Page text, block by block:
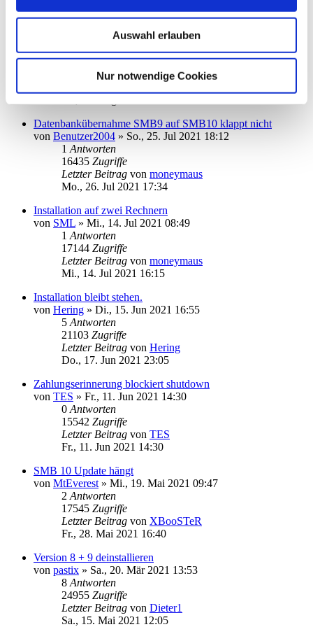
Auswahl erlauben
Nur notwendige Cookies
DKB-TAN2go
2
16Antworten
Zugriffe
Datenbankübernahme SMB9 auf SMB10 klappt nicht
von Benutzer2004 » So., 25. Jul 2021 18:12
1 Antworten
16435 Zugriffe
Letzter Beitrag von moneymaus
Mo., 26. Jul 2021 17:34
Installation auf zwei Rechnern
von SML » Mi., 14. Jul 2021 08:49
1 Antworten
17144 Zugriffe
Letzter Beitrag von moneymaus
Mi., 14. Jul 2021 16:15
Installation bleibt stehen.
von Hering » Di., 15. Jun 2021 16:55
5 Antworten
21103 Zugriffe
Letzter Beitrag von Hering
Do., 17. Jun 2021 23:05
Zahlungserinnerung blockiert shutdown
von TES » Fr., 11. Jun 2021 14:30
0 Antworten
15542 Zugriffe
Letzter Beitrag von TES
Fr., 11. Jun 2021 14:30
SMB 10 Update hängt
von MtEverest » Mi., 19. Mai 2021 09:47
2 Antworten
17545 Zugriffe
Letzter Beitrag von XBooSTeR
Fr., 28. Mai 2021 16:40
Version 8 + 9 deinstallieren
von pastix » Sa., 20. Mär 2021 13:53
8 Antworten
24955 Zugriffe
Letzter Beitrag von Dieter1
Sa., 15. Mai 2021 12:05